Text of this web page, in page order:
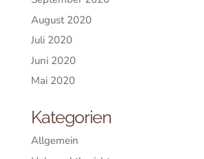
August 2020
Juli 2020
Juni 2020
Mai 2020
Kategorien
Allgemein